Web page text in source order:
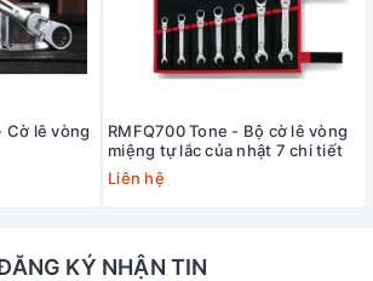
Cờ lê vòng
RMFQ700 Tone - Bộ cờ lê vòng
miệng tự lắc của nhật 7 chi tiết
Liên hệ
KÝ NHẬN TIN